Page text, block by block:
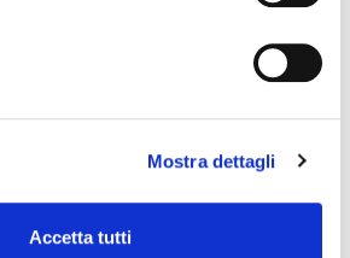
Mostra dettagli
Accetta tutti
+6
ANAIS MINI CALZINO
18,00 €